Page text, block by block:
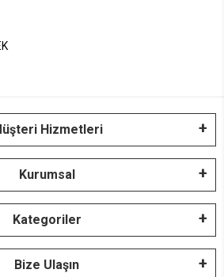
Hizmetleri
Kurumsal
Kategoriler
Bize Ulaşın